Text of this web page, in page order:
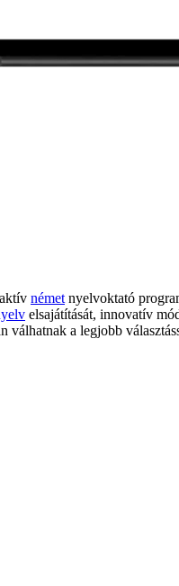
német nyelvoktató
elsajátítását, innovatív
a legjobb